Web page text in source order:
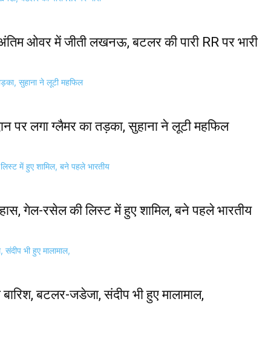
ओवर में जीती लखनऊ, बटलर की पारी RR पर भारी
पर लगा ग्लैमर का तड़का, सुहाना ने लूटी महफिल
गेल-रसेल की लिस्ट में हुए शामिल, बने पहले भारतीय
बटलर-जडेजा, संदीप भी हुए मालामाल,